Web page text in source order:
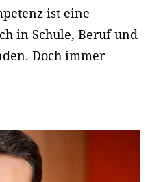
ist eine
in Schule, Beruf und
Doch immer